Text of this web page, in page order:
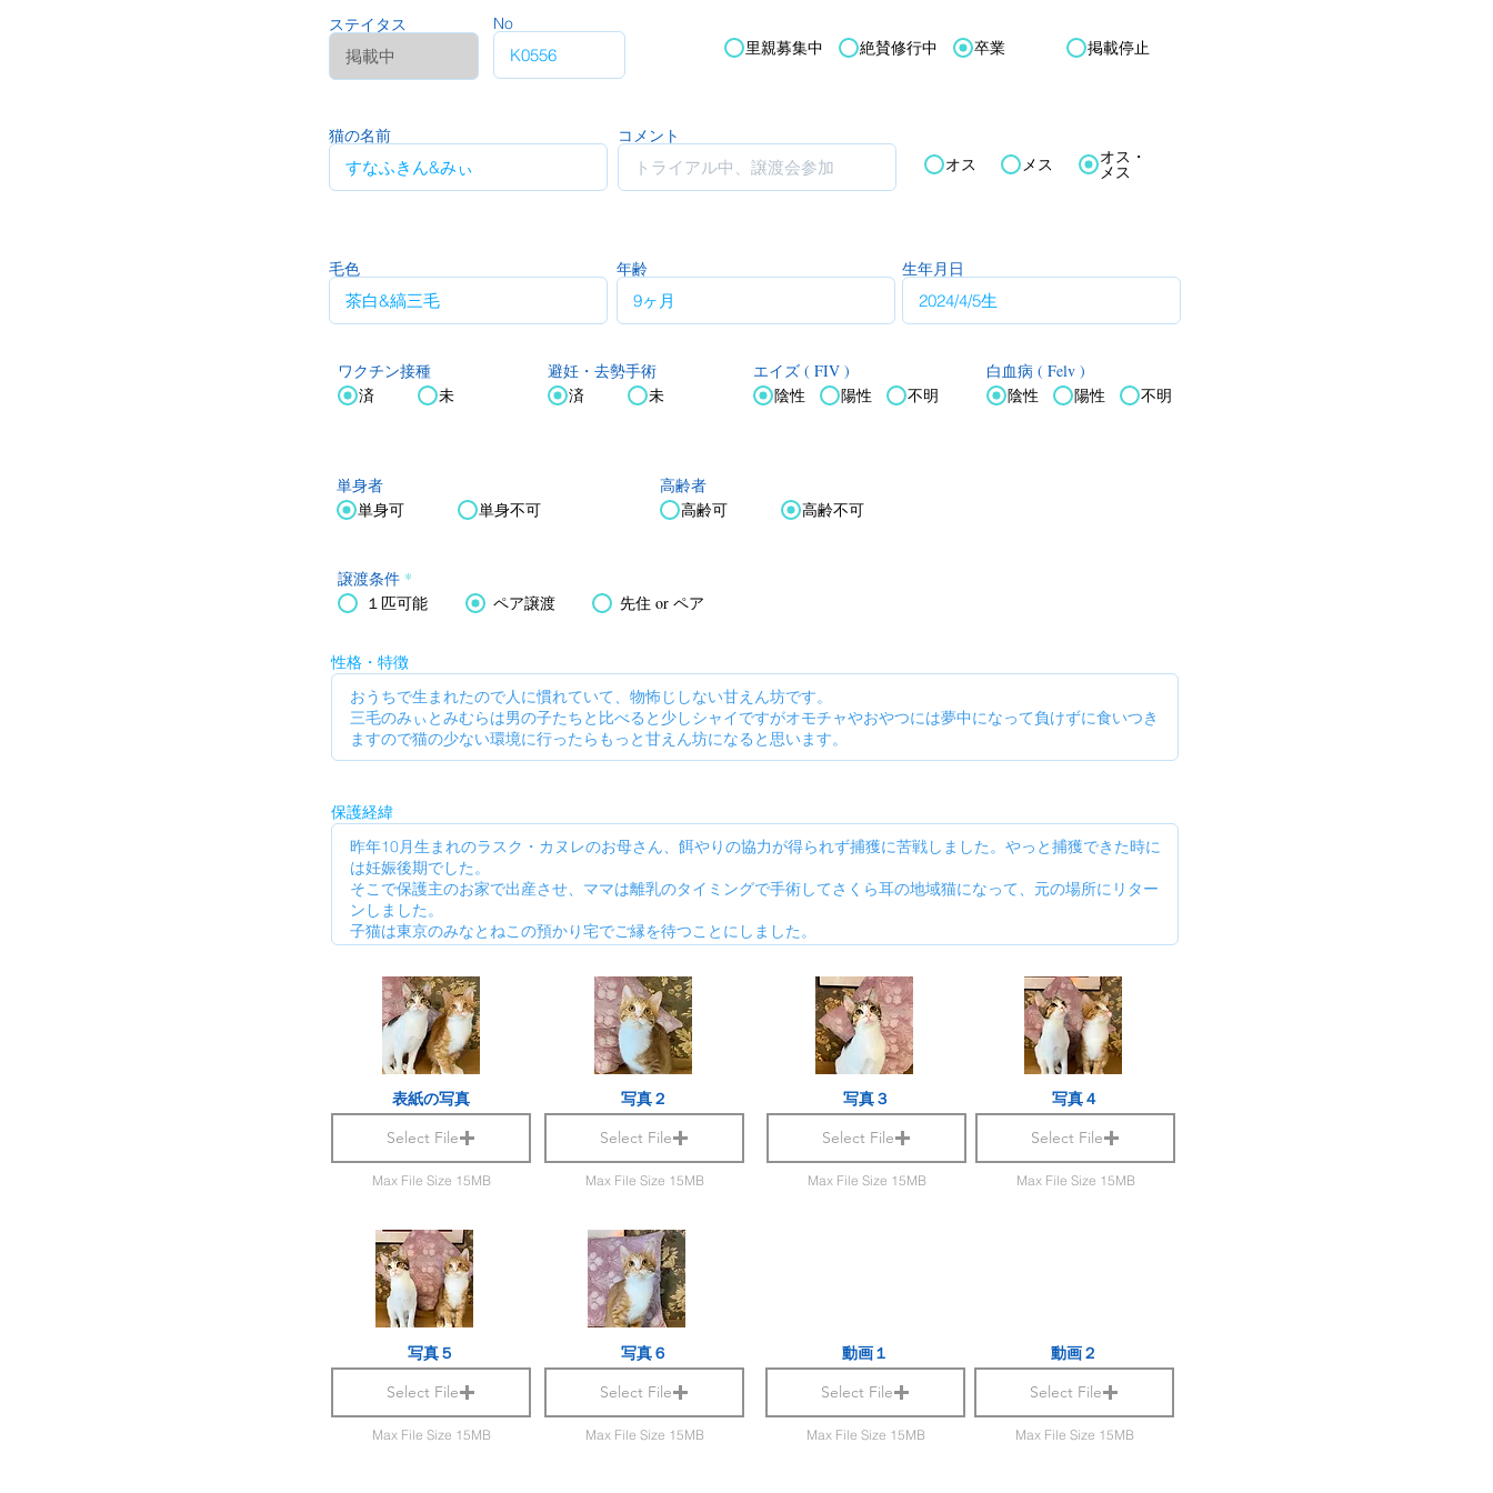
動画１
Select File
Max File Size 15MB
写真６
Select File
Max File Size 15MB
動画２
Select File
Max File Size 15MB
ステイタス No
里親募集中 絶賛修行中 卒業 掲載停止
猫の名前 コメント
オス メス オス・
メス
毛色 年齢 生年月日
ワクチン接種
済
未
避妊・去勢手術
済 未
エイズ ( FIV )
陰性
陽性 不明
白血病 ( Felv )
陰性
陽性 不明
単身者
単身可
単身不可
高齢者
高齢可
高齢不可
譲渡条件 *
１匹可能
ペア譲渡 先住 or ペア
性格・特徴
保護経緯
表紙の写真
Select File
Max File Size 15MB
写真２
Select File
Max File Size 15MB
写真３
Select File
Max File Size 15MB
写真４
Select File
Max File Size 15MB
写真５
Select File
Max File Size 15MB